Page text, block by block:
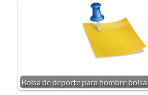
Bolsa de deporte para hombre